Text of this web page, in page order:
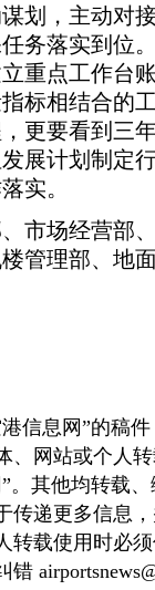
划，主动对
务落实到位
重点工作台
标相结合的
更要看到三
展计划制定
实。
场经营部
管理部、地
息网”的稿件
、网站或个人
。其他均转载
传递更多信息
转载使用时必